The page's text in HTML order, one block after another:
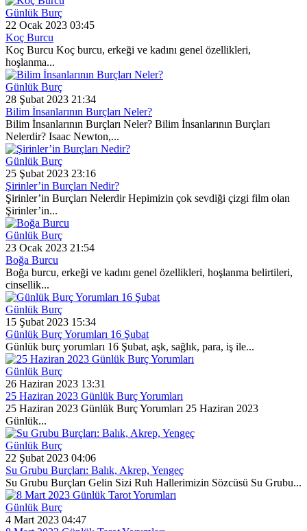
Günlük Burç
22 Ocak 2023 03:45
Koç Burcu
Koç Burcu Koç burcu, erkeği ve kadını genel özellikleri,
hoşlanma...
Günlük Burç
28 Şubat 2023 21:34
Bilim İnsanlarının Burçları Neler?
Bilim İnsanlarının Burçları Neler? Bilim İnsanlarının Burçları
Nelerdir? Isaac Newton,...
Günlük Burç
25 Şubat 2023 23:16
Şirinler’in Burçları Nedir?
Şirinler’in Burçları Nelerdir Hepimizin çok sevdiği çizgi film olan
Şirinler’in...
Günlük Burç
23 Ocak 2023 21:54
Boğa Burcu
Boğa burcu, erkeği ve kadını genel özellikleri, hoşlanma belirtileri,
cinsellik...
Günlük Burç
15 Şubat 2023 15:34
Günlük Burç Yorumları 16 Şubat
Günlük burç yorumları 16 Şubat, aşk, sağlık, para, iş ile...
Günlük Burç
26 Haziran 2023 13:31
25 Haziran 2023 Günlük Burç Yorumları
25 Haziran 2023 Günlük Burç Yorumları 25 Haziran 2023
Günlük...
Günlük Burç
22 Şubat 2023 04:06
Su Grubu Burçları: Balık, Akrep, Yengeç
Su Grubu Burçları Gelin Sizi Ruh Hallerimizin Sözcüsü Su Grubu...
Günlük Burç
4 Mart 2023 04:47